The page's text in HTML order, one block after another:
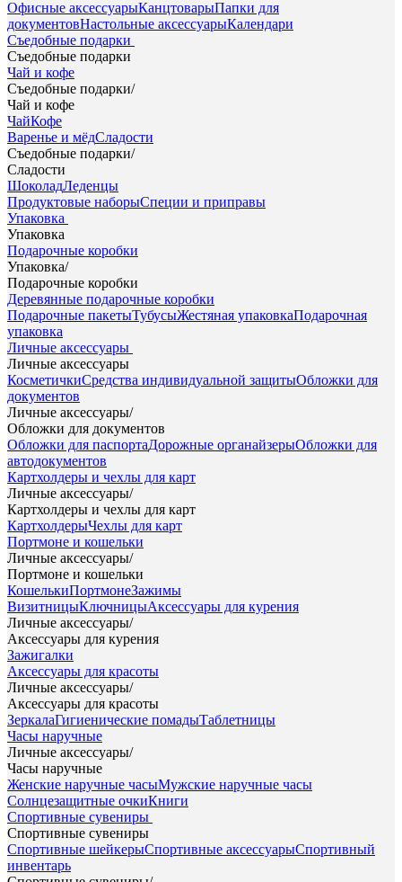
Офисные аксессуарыКанцтоварыПапки для
документовНастольные аксессуарыКалендари
Съедобные подарки
Съедобные подарки
Чай и кофе
Съедобные подарки/
Чай и кофе
ЧайКофе
Варенье и мёдСладости
Съедобные подарки/
Сладости
ШоколадЛеденцы
Продуктовые наборыСпеции и приправы
Упаковка
Упаковка
Подарочные коробки
Упаковка/
Подарочные коробки
Деревянные подарочные коробки
Подарочные пакетыТубусыЖестяная упаковкаПодарочная
упаковка
Личные аксессуары
Личные аксессуары
КосметичкиСредства индивидуальной защитыОбложки для
документов
Личные аксессуары/
Обложки для документов
Обложки для паспортаДорожные органайзерыОбложки для
автодокументов
Картхолдеры и чехлы для карт
Личные аксессуары/
Картхолдеры и чехлы для карт
КартхолдерыЧехлы для карт
Портмоне и кошельки
Личные аксессуары/
Портмоне и кошельки
КошелькиПортмонеЗажимы
ВизитницыКлючницыАксессуары для курения
Личные аксессуары/
Аксессуары для курения
Зажигалки
Аксессуары для красоты
Личные аксессуары/
Аксессуары для красоты
ЗеркалаГигиенические помадыТаблетницы
Часы наручные
Личные аксессуары/
Часы наручные
Женские наручные часыМужские наручные часы
Солнцезащитные очкиКниги
Спортивные сувениры
Спортивные сувениры
Спортивные шейкерыСпортивные аксессуарыСпортивный
инвентарь